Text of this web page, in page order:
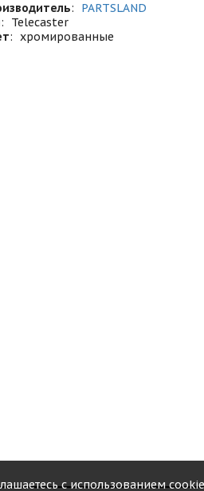
:
PARTSLAND
:
Telecaster
: хромированные
с использованием